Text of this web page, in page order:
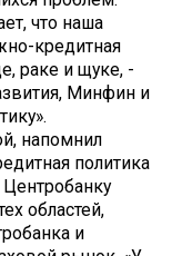
что наша
кредитная
раке и щуке, -
Минфин и
напомнил
политика
областей,
и